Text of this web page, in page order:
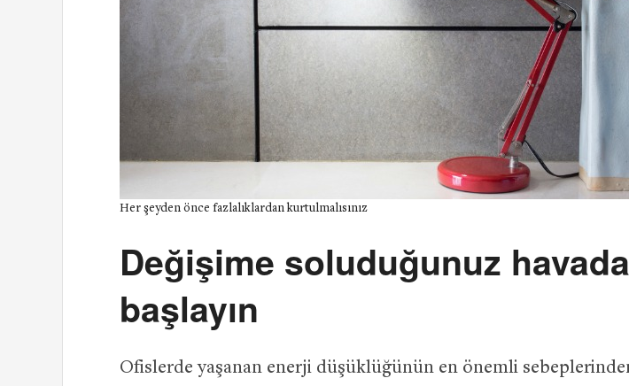
Her şeyden önce fazlalıklardan kurtulmalısınız
Değişime soluduğunuz
başlayın
Ofislerde yaşanan enerji düşüklüğünün en önemli